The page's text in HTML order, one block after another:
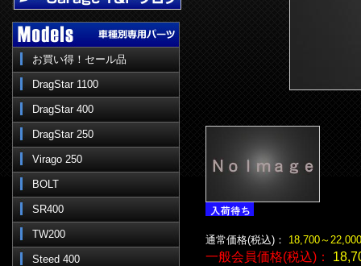
お買い得！セール品
DragStar 1100
DragStar 400
DragStar 250
Virago 250
BOLT
SR400
TW200
Steed 400
通常価格(税込)： 18,700～22,000
一般会員価格(税込)：